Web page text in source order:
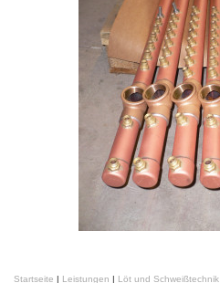
Startseite | Leistungen | Löt und Schweißtechnik